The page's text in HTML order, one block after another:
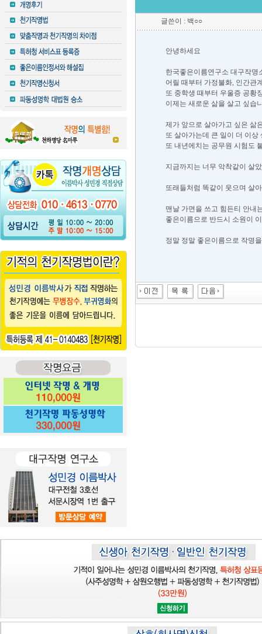
글쓴이 : 백○○
안녕하세요
한국좋은이름연구소 대구작명
어릴 때부터 가정불화, 인간관
또 중학생 때부터 우울증 공황
이제는 새로운 삶을 살고 싶습
제가 앞으로 살아가고 싶은 삶
또 살아가는데 큰 일이 더 이
또 내년에치는 공무원 시험도
지금까지는 너무 악착같이 살
또래들처럼 똑같이 웃으며 살
맨날 가면을 쓰고 힘든티 안내
좋은이름으로 반드시 소원이
정말 정말 좋은이름으로 작명